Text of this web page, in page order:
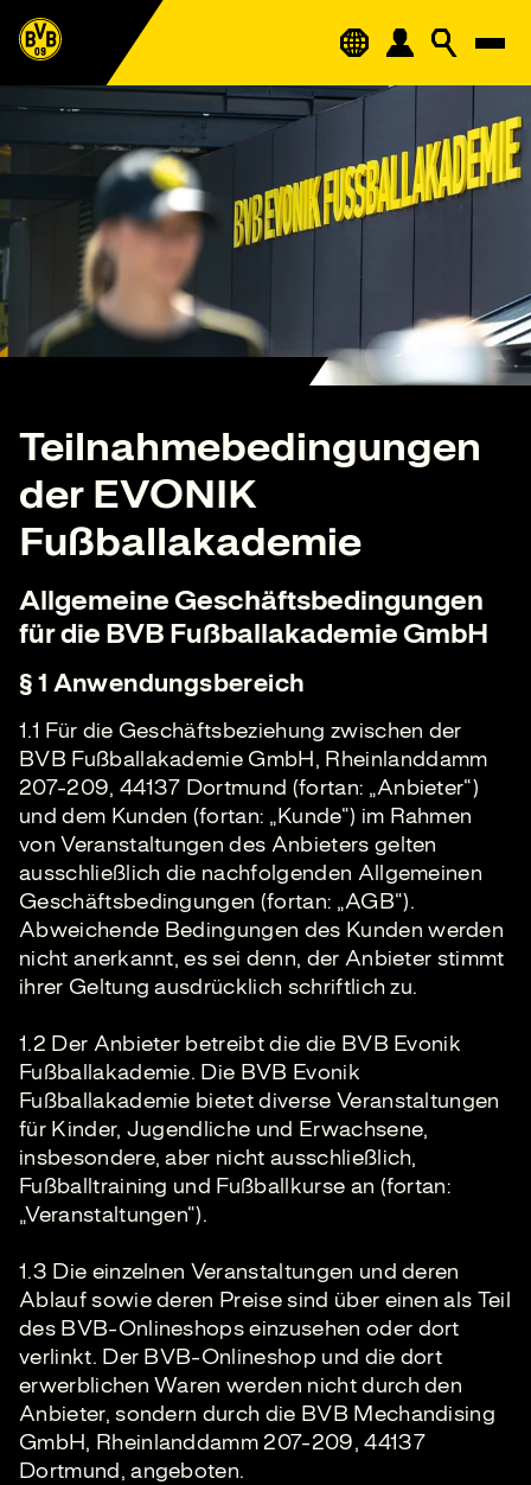
Teilnahmebedingungen
der EVONIK
Fußballakademie
Allgemeine Geschäftsbedingungen
für die BVB Fußballakademie GmbH
§ 1 Anwendungsbereich
1.1 Für die Geschäftsbeziehung zwischen der
BVB Fußballakademie GmbH, Rheinlanddamm
207-209, 44137 Dortmund (fortan: „Anbieter“)
und dem Kunden (fortan: „Kunde“) im Rahmen
von Veranstaltungen des Anbieters gelten
ausschließlich die nachfolgenden Allgemeinen
Geschäftsbedingungen (fortan: „AGB“).
Abweichende Bedingungen des Kunden werden
nicht anerkannt, es sei denn, der Anbieter stimmt
ihrer Geltung ausdrücklich schriftlich zu.
1.2 Der Anbieter betreibt die die BVB Evonik
Fußballakademie. Die BVB Evonik
Fußballakademie bietet diverse Veranstaltungen
für Kinder, Jugendliche und Erwachsene,
insbesondere, aber nicht ausschließlich,
Fußballtraining und Fußballkurse an (fortan:
„Veranstaltungen“).
1.3 Die einzelnen Veranstaltungen und deren
Ablauf sowie deren Preise sind über einen als Teil
des BVB-Onlineshops einzusehen oder dort
verlinkt. Der BVB-Onlineshop und die dort
erwerblichen Waren werden nicht durch den
Anbieter, sondern durch die BVB Mechandising
GmbH, Rheinlanddamm 207-209, 44137
Dortmund, angeboten.